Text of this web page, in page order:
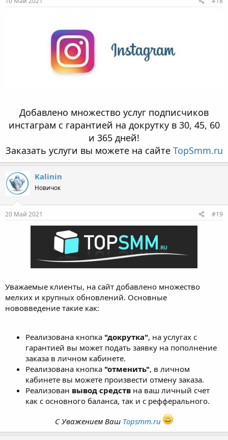
Добавлено множество услуг подписчиков
инстаграм с гарантией на докрутку в 30, 45, 60
и 365 дней!
Заказать услуги вы можете на сайте TopSmm.ru
Kalinin
Новичок
20 Май 2021 #19
Уважаемые клиенты, на сайт добавлено множество
мелких и крупных обновлений. Основные
нововведение такие как:
Реализована кнопка "докрутка", на услугах с
гарантией вы может подать заявку на пополнение
заказа в личном кабинете.
Реализована кнопка "отменить", в личном
кабинете вы можете произвести отмену заказа.
Реализован вывод средств на ваш личный счет
как с основного баланса, так и с рефферального.
С Уважением Ваш Topsmm.ru